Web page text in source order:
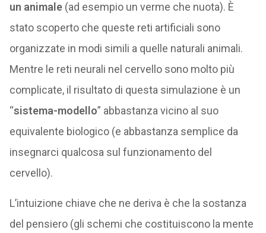
un animale(ad esempio un verme che nuota). È
stato scoperto che queste reti artificiali sono
organizzate in modi simili a quelle naturali animali.
Mentre le reti neurali nel cervello sono molto più
complicate, il risultato di questa simulazione è un
“sistema-modello” abbastanza vicino al suo
equivalente biologico (e abbastanza semplice da
insegnarci qualcosa sul funzionamento del
cervello).
L’intuizione chiave che ne deriva è che la sostanza
del pensiero (gli schemi che costituiscono la mente